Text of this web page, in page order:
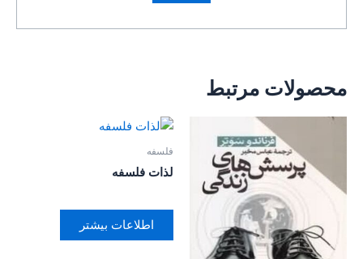
محصولات مرتبط
فلسفه
لذات فلسفه
اطلاعات بیشتر